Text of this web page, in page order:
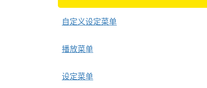
自定义设定菜单
播放菜单
设定菜单